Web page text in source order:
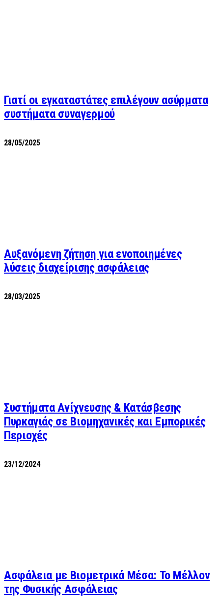
Γιατί οι εγκαταστάτες επιλέγουν ασύρματα
συστήματα συναγερμού
28/05/2025
Αυξανόμενη ζήτηση για ενοποιημένες
λύσεις διαχείρισης ασφάλειας
28/03/2025
Συστήματα Ανίχνευσης & Κατάσβεσης
Πυρκαγιάς σε Βιομηχανικές και Εμπορικές
Περιοχές
23/12/2024
Ασφάλεια με Βιομετρικά Μέσα: Το Μέλλον
της Φυσικής Ασφάλειας